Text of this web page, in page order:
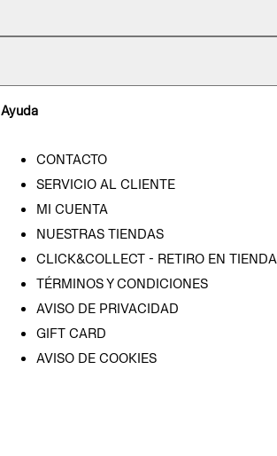
Ayuda
CONTACTO
SERVICIO AL CLIENTE
MI CUENTA
NUESTRAS TIENDAS
CLICK&COLLECT - RETIRO EN TIENDA
TÉRMINOS Y CONDICIONES
AVISO DE PRIVACIDAD
GIFT CARD
AVISO DE COOKIES